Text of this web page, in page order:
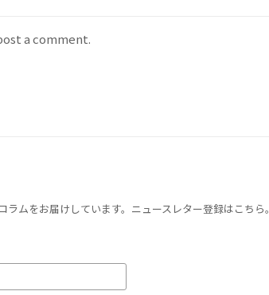
a comment.
ラムをお届けしています。ニュースレター登録はこちら。